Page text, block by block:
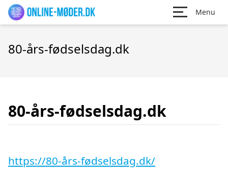
Menu
80-års-fødselsdag.dk
80-års-fødselsdag.dk
https://80-års-fødselsdag.dk/